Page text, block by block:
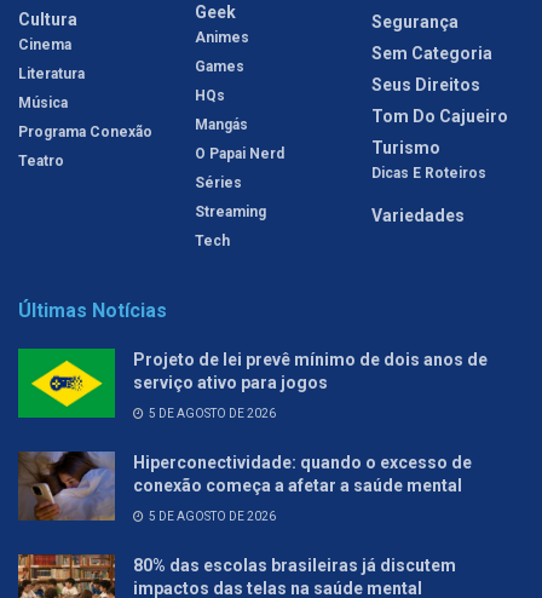
Cultura
Cinema
Literatura
Música
Programa Conexão
Teatro
Geek
Animes
Games
HQs
Mangás
O Papai Nerd
Séries
Streaming
Tech
Segurança
Sem Categoria
Seus Direitos
Tom Do Cajueiro
Turismo
Dicas E Roteiros
Variedades
Últimas Notícias
Projeto de lei prevê mínimo de dois anos de
serviço ativo para jogos
5 DE AGOSTO DE 2026
Hiperconectividade: quando o excesso de
conexão começa a afetar a saúde mental
5 DE AGOSTO DE 2026
80% das escolas brasileiras já discutem
impactos das telas na saúde mental